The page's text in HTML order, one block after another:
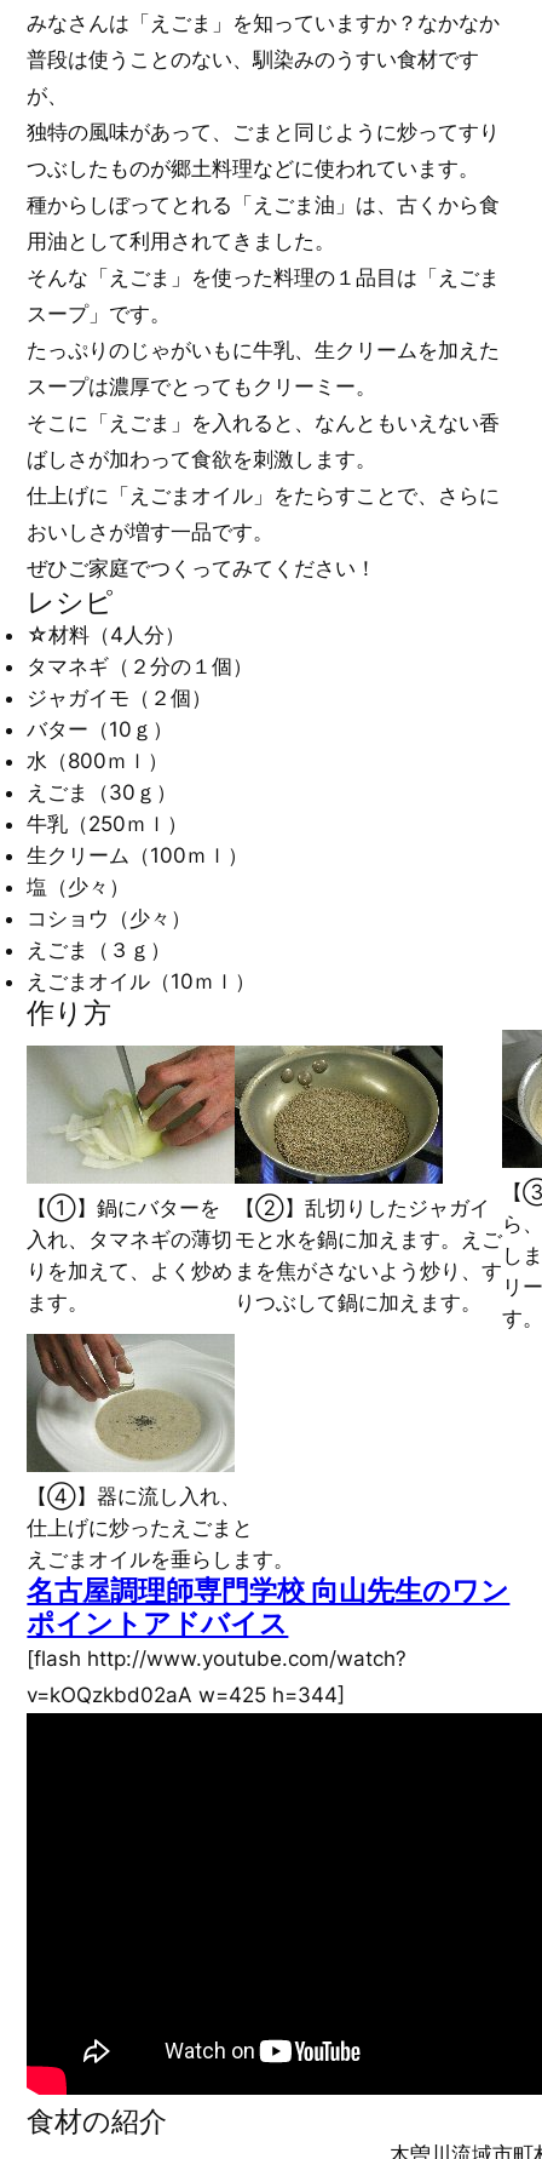
みなさんは「えごま」を知っていますか？なかなか
普段は使うことのない、馴染みのうすい食材です
が、
独特の風味があって、ごまと同じように炒ってすり
つぶしたものが郷土料理などに使われています。
種からしぼってとれる「えごま油」は、古くから食
用油として利用されてきました。
そんな「えごま」を使った料理の１品目は「えごま
スープ」です。
たっぷりのじゃがいもに牛乳、生クリームを加えた
スープは濃厚でとってもクリーミー。
そこに「えごま」を入れると、なんともいえない香
ばしさが加わって食欲を刺激します。
仕上げに「えごまオイル」をたらすことで、さらに
おいしさが増す一品です。
ぜひご家庭でつくってみてください！
レシピ
☆材料（4人分）
タマネギ（２分の１個）
ジャガイモ（２個）
バター（10ｇ）
水（800ｍｌ）
えごま（30ｇ）
牛乳（250ｍｌ）
生クリーム（100ｍｌ）
塩（少々）
コショウ（少々）
えごま（３ｇ）
えごまオイル（10ｍｌ）
作り方
【①】鍋にバターを
入れ、タマネギの薄切
りを加えて、よく炒め
ます。
【②】乱切りしたジャガイ
モと水を鍋に加えます。えご
まを焦がさないよう炒り、す
りつぶして鍋に加えます。
【
ら
し
リ
す
【④】器に流し入れ、
仕上げに炒ったえごまと
えごまオイルを垂らします。
名古屋調理師専門学校 向山先生のワン
ポイントアドバイス
[flash http://www.youtube.com/watch?
v=kOQzkbd02aA w=425 h=344]
食材の紹介
木曽川流域市町